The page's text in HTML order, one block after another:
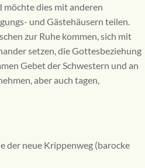
möchte dies mit anderen
und Gästehäusern teilen.
zur Ruhe kommen, sich mit
setzen, die Gottesbeziehung
Gebet der Schwestern und an
aber auch tagen,
der neue Krippenweg (barocke